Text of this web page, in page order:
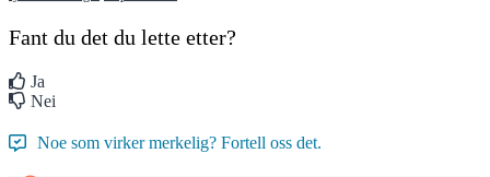
Fant du det du lette etter?
Ja
Nei
Noe som virker merkelig? Fortell oss det.